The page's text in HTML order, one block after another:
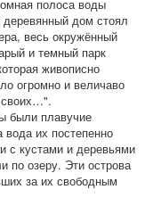
полоса воды
дом стоял
весь окружённый
и темный парк
живописно
огромно и величаво
своих…".
были плавучие
их постепенно
с кустами и деревьями
по озеру. Эти острова
за их свободным